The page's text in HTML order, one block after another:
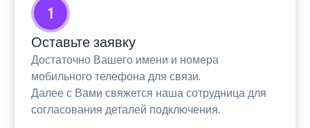
1
Оставьте заявку
Достаточно Вашего имени и номера
мобильного телефона для связи.
Далее с Вами свяжется наша сотрудница для
согласования деталей подключения.